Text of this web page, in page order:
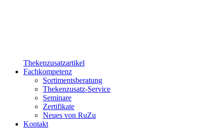
Thekenzusatzartikel
Fachkompetenz
Sortimentsberatung
Thekenzusatz-Service
Seminare
Zertifikate
Neues von RuZu
Kontakt